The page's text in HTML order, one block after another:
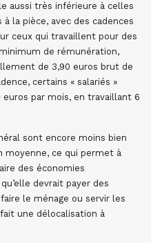
aussi très inférieure à celles
la pièce, avec des cadences
ceux qui travaillent pour des
de rémunération,
de 3,90 euros brut de
certains « salariés »
euros par mois, en travaillant 6
sont encore moins bien
moyenne, ce qui permet à
des économies
devrait payer des
le ménage ou servir les
une délocalisation à